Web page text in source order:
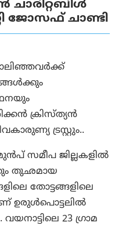
ചാരിറ്റബിൾ
ജോസഫ് ചാണ്ടി
ക്രിസ്ത്യൻ
ട്രസ്റ്റും..
സമീപ ജില്ലകളിൽ
തുഛമായ
തോട്ടങ്ങളിലെ
ഉരുൾപൊട്ടലിൽ
23 ഗ്രാമ